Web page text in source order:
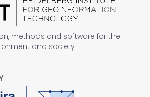
methods and software for the
and society.